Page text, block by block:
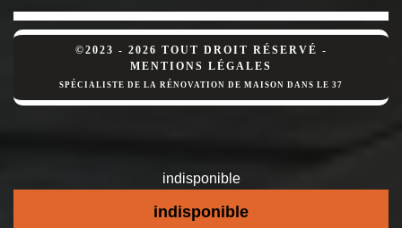
©2023 - 2026 TOUT DROIT RÉSERVÉ -
MENTIONS LÉGALES
SPÉCIALISTE DE LA RÉNOVATION DE MAISON DANS LE 37
indisponible
indisponible